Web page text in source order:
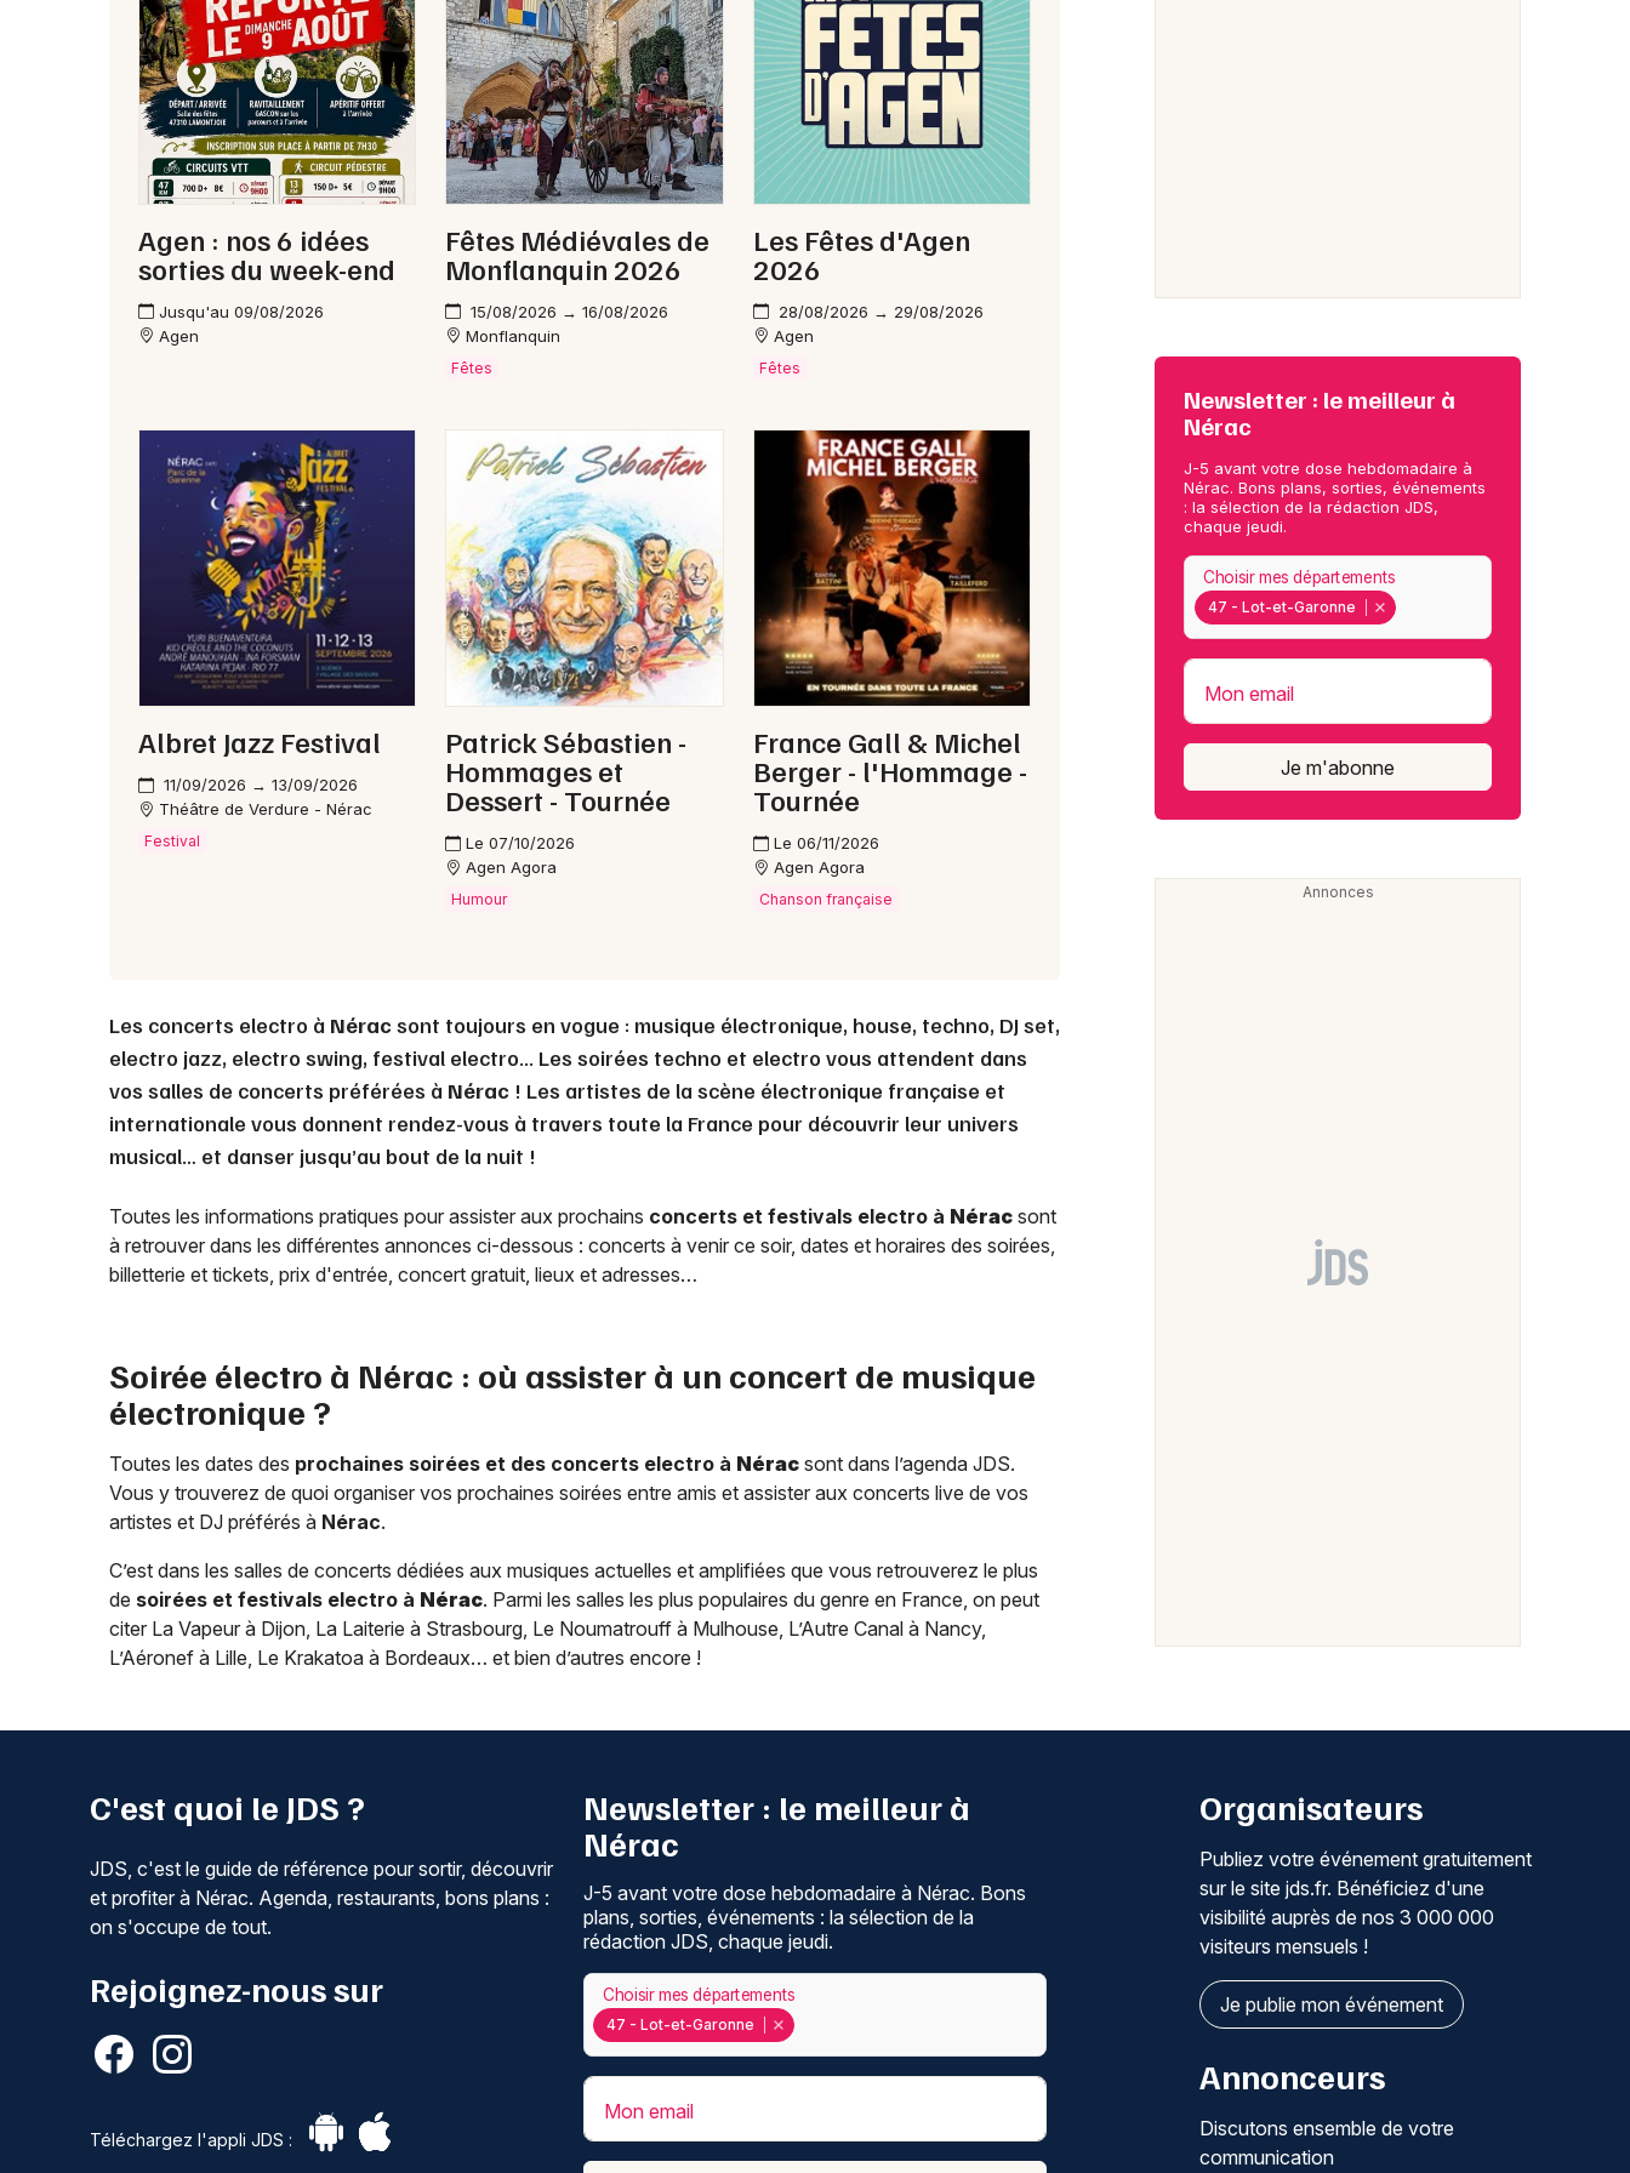
Newsletter des sorties
Artistes en tournée
Actus à Nérac
Magazine à Nérac
47 - Lot-et-Garonne
Choisir mes départements
Mon email
Je m'abonne
Agen : nos 6 idées
sorties du week-end
Jusqu'au 09/08/2026
Agen
Fêtes Médiévales de
Monflanquin 2026
15/08/2026 → 16/08/2026
Monflanquin
Fêtes
Les Fêtes d'Agen
2026
28/08/2026 → 29/08/2026
Agen
Fêtes
Albret Jazz Festival
11/09/2026 → 13/09/2026
Théâtre de Verdure - Nérac
Festival
Patrick Sébastien -
Hommages et
Dessert - Tournée
Le 07/10/2026
Agen Agora
Humour
France Gall & Michel
Berger - l'Hommage -
Tournée
Le 06/11/2026
Agen Agora
Chanson française
Les concerts electro à Nérac sont toujours en vogue : musique électronique, house, techno, DJ set,
electro jazz, electro swing, festival electro... Les soirées techno et electro vous attendent dans
vos salles de concerts préférées à Nérac ! Les artistes de la scène électronique française et
internationale vous donnent rendez-vous à travers toute la France pour découvrir leur univers
musical… et danser jusqu’au bout de la nuit !
Toutes les informations pratiques pour assister aux prochains concerts et festivals electro à Nérac sont
à retrouver dans les différentes annonces ci-dessous : concerts à venir ce soir, dates et horaires des soirées,
billetterie et tickets, prix d'entrée, concert gratuit, lieux et adresses…
Soirée électro à Nérac : où assister à un concert de musique
électronique ?
Toutes les dates des prochaines soirées et des concerts electro à Nérac sont dans l’agenda JDS.
Vous y trouverez de quoi organiser vos prochaines soirées entre amis et assister aux concerts live de vos
artistes et DJ préférés à Nérac.
C’est dans les salles de concerts dédiées aux musiques actuelles et amplifiées que vous retrouverez le plus
de soirées et festivals electro à Nérac. Parmi les salles les plus populaires du genre en France, on peut
citer La Vapeur à Dijon, La Laiterie à Strasbourg, Le Noumatrouff à Mulhouse, L’Autre Canal à Nancy,
L’Aéronef à Lille, Le Krakatoa à Bordeaux… et bien d’autres encore !
Newsletter : le meilleur à
Nérac
J-5 avant votre dose hebdomadaire à
Nérac. Bons plans, sorties, événements
: la sélection de la rédaction JDS,
chaque jeudi.
47 - Lot-et-Garonne
Choisir mes départements
Mon email
Je m'abonne
C'est quoi le JDS ?
JDS, c'est le guide de référence pour sortir, découvrir
et profiter à Nérac. Agenda, restaurants, bons plans :
on s'occupe de tout.
Rejoignez-nous sur
Téléchargez l'appli JDS :
Newsletter : le meilleur à
Nérac
J-5 avant votre dose hebdomadaire à Nérac. Bons
plans, sorties, événements : la sélection de la
rédaction JDS, chaque jeudi.
47 - Lot-et-Garonne
Choisir mes départements
Mon email
Organisateurs
Publiez votre événement gratuitement
sur le site jds.fr. Bénéficiez d'une
visibilité auprès de nos 3 000 000
visiteurs mensuels !
Je publie mon événement
Annonceurs
Discutons ensemble de votre
communication